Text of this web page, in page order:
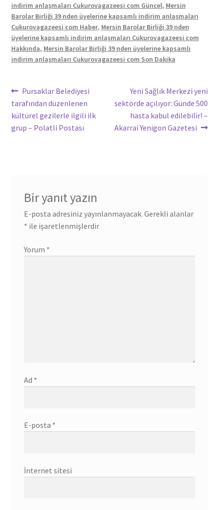
indirim anlaşmaları Cukurovagazeesi com Güncel, Mersin
Barolar Birliği 39 nden üyelerine kapsamlı indirim anlaşmaları
Cukurovagazeesi com Haber, Mersin Barolar Birliği 39 nden
üyelerine kapsamlı indirim anlaşmaları Cukurovagazeesi com
Hakkında, Mersin Barolar Birliği 39 nden üyelerine kapsamlı
indirim anlaşmaları Cukurovagazeesi com Son Dakika
Yazı
gezinmesi
Önceki
yazı:
Pursaklar Belediyesi
tarafından düzenlenen
kültürel gezilerle ilgili ilk
grup – Polatli Postası
Sonraki
yazı:
Yeni Sağlık Merkezi yeni
sektörde açılıyor: Günde 500
hasta kabul edilebilir! –
Akarrai Yenigon Gazetesi
Bir yanıt yazın
E-posta adresiniz yayınlanmayacak. Gerekli alanlar
* ile işaretlenmişlerdir
Yorum *
Ad *
E-posta *
İnternet sitesi